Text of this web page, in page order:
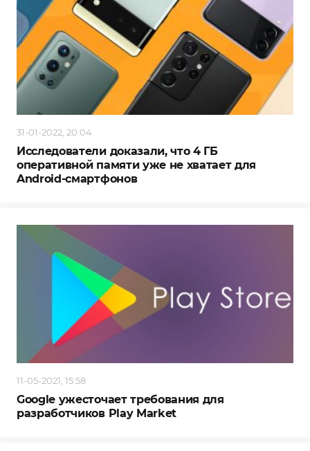
31-01-2022, 20:04
Исследователи доказали, что 4 ГБ
оперативной памяти уже не хватает для
Android-смартфонов
11-05-2021, 15:58
Google ужесточает требования для
разработчиков Play Market